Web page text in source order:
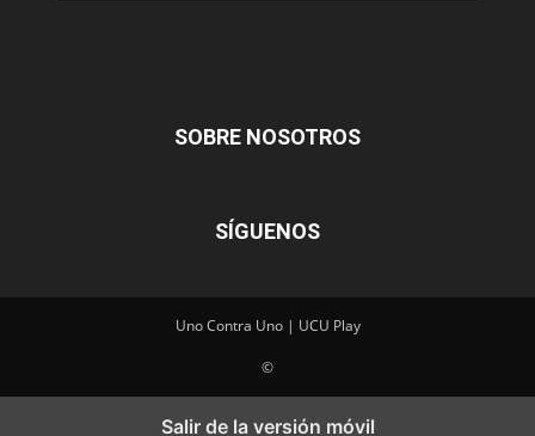
SOBRE NOSOTROS
SÍGUENOS
Uno Contra Uno | UCU Play
©
Salir de la versión móvil